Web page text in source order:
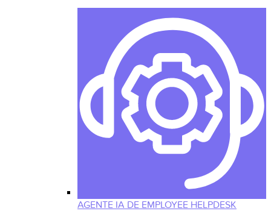
AGENTE IA DE EMPLOYEE HELPDESK